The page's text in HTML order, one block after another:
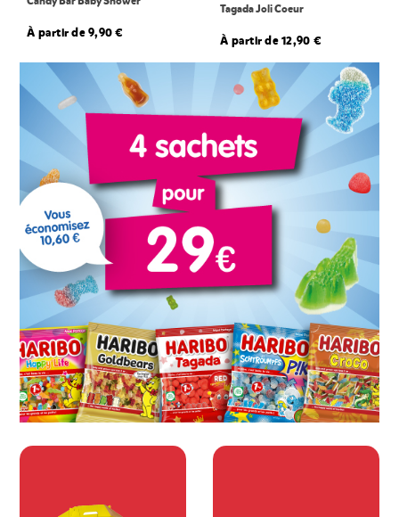
À partir de 9,90 €
Tagada Joli Coeur
À partir de 12,90 €